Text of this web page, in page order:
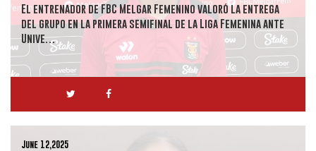
El entrenador de FBC Melgar Femenino valoró la entrega
del grupo en la primera semifinal de la Liga Femenina ante
Unive…
June 12,2025